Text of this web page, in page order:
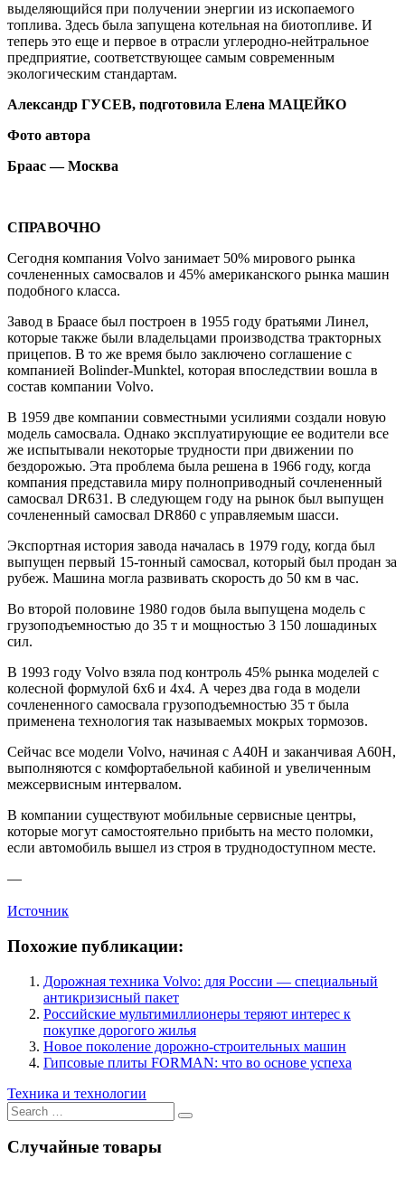
выделяющийся при получении энергии из ископаемого
топлива. Здесь была запущена котельная на биотопливе. И
теперь это еще и первое в отрасли углеродно-нейтральное
предприятие, соответствующее самым современным
экологическим стандартам.
Александр ГУСЕВ, подготовила Елена МАЦЕЙКО
Фото автора
Браас — Москва
СПРАВОЧНО
Сегодня компания Volvo занимает 50% мирового рынка
сочлененных самосвалов и 45% американского рынка машин
подобного класса.
Завод в Браасе был построен в 1955 году братьями Линел,
которые также были владельцами производства тракторных
прицепов. В то же время было заключено соглашение с
компанией Bolinder-Munktel, которая впоследствии вошла в
состав компании Volvo.
В 1959 две компании совместными усилиями создали новую
модель самосвала. Однако эксплуатирующие ее водители все
же испытывали некоторые трудности при движении по
бездорожью. Эта проблема была решена в 1966 году, когда
компания представила миру полноприводный сочлененный
самосвал DR631. В следующем году на рынок был выпущен
сочлененный самосвал DR860 с управляемым шасси.
Экспортная история завода началась в 1979 году, когда был
выпущен первый 15-тонный самосвал, который был продан за
рубеж. Машина могла развивать скорость до 50 км в час.
Во второй половине 1980 годов была выпущена модель с
грузоподъемностью до 35 т и мощностью 3 150 лошадиных
сил.
В 1993 году Volvo взяла под контроль 45% рынка моделей с
колесной формулой 6х6 и 4х4. А через два года в модели
сочлененного самосвала грузоподъемностью 35 т была
применена технология так называемых мокрых тормозов.
Сейчас все модели Volvo, начиная с A40H и заканчивая A60H,
выполняются с комфортабельной кабиной и увеличенным
межсервисным интервалом.
В компании существуют мобильные сервисные центры,
которые могут самостоятельно прибыть на место поломки,
если автомобиль вышел из строя в труднодоступном месте.
—
Источник
Похожие публикации:
Дорожная техника Volvo: для России — специальный
антикризисный пакет
Российские мультимиллионеры теряют интерес к
покупке дорогого жилья
Новое поколение дорожно-строительных машин
Гипсовые плиты FORMAN: что во основе успеха
Техника и технологии
Search
for:
Случайные товары